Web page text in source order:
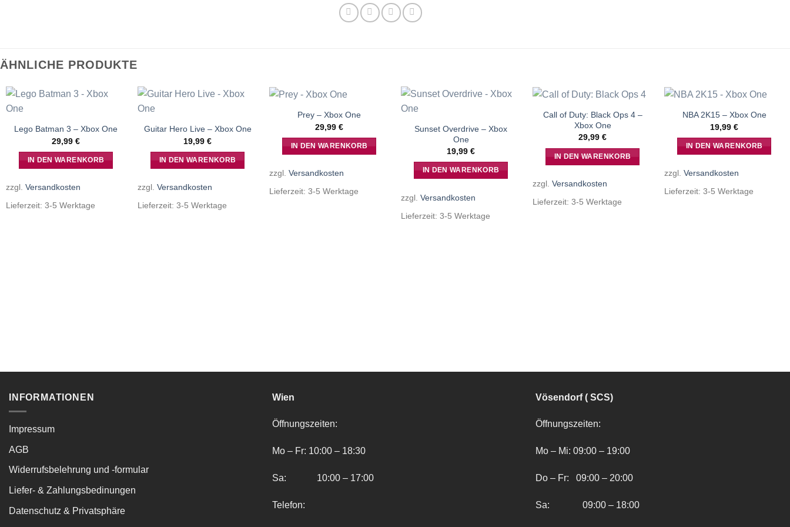
ÄHNLICHE PRODUKTE
Lego Batman 3 – Xbox One
29,99 €
IN DEN WARENKORB
zzgl. Versandkosten
Lieferzeit: 3-5 Werktage
Guitar Hero Live – Xbox One
19,99 €
IN DEN WARENKORB
zzgl. Versandkosten
Lieferzeit: 3-5 Werktage
Prey – Xbox One
29,99 €
IN DEN WARENKORB
zzgl. Versandkosten
Lieferzeit: 3-5 Werktage
Sunset Overdrive – Xbox
One
19,99 €
IN DEN WARENKORB
zzgl. Versandkosten
Lieferzeit: 3-5 Werktage
Call of Duty: Black Ops 4 –
Xbox One
29,99 €
IN DEN WARENKORB
zzgl. Versandkosten
Lieferzeit: 3-5 Werktage
NBA 2K15 – Xbox One
19,99 €
IN DEN WARENKORB
zzgl. Versandkosten
Lieferzeit: 3-5 Werktage
INFORMATIONEN
Impressum
AGB
Widerrufsbelehrung und -formular
Liefer- & Zahlungsbedinungen
Datenschutz & Privatsphäre
Wien
Öffnungszeiten:
Mo – Fr: 10:00 – 18:30
Sa: 10:00 – 17:00
Telefon:
Vösendorf ( SCS)
Öffnungszeiten:
Mo – Mi: 09:00 – 19:00
Do – Fr: 09:00 – 20:00
Sa: 09:00 – 18:00